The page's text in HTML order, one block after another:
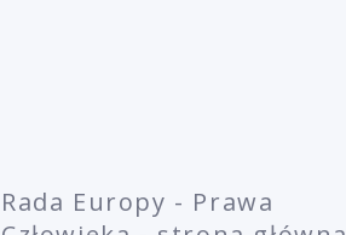
Rada Europy - Prawa